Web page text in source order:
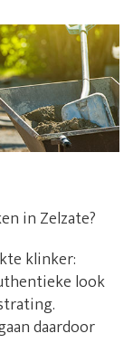
in Zelzate?
klinker:
look
daardoor